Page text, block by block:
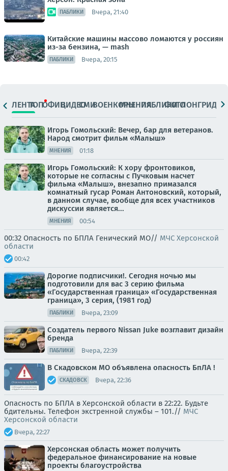
ПАБЛИКИ Вчера, 21:40
Китайские машины массово ломаются у россиян
из-за бензина, — mash
ПАБЛИКИ Вчера, 20:15
ЛЕНТАТОПОФИЦ.ВИДЕОСМИВОЕНКОРЫМНЕНИЯПАБЛИКИ
ФОТОЛОНГРИДЫ
Игорь Гомольский: Вечер, бар для ветеранов.
Народ смотрит фильм «Малыш»
МНЕНИЯ 01:18
Игорь Гомольский: К хору фронтовиков,
которые не согласны с Пучковым насчет
фильма «Малыш», внезапно примазался
комнатный гусар Роман Антоновский, который,
в данном случае, вообще для всех участников
дискуссии является...
МНЕНИЯ 00:54
00:32 Опасность по БПЛА Генический МО// МЧС Херсонской
области
00:42
Дорогие подписчики!. Сегодня ночью мы
подготовили для вас 3 серию фильма
«Государственная граница» «Государственная
граница», 3 серия, (1981 год)
ПАБЛИКИ Вчера, 23:09
Создатель первого Nissan Juke возглавит дизайн
бренда
ПАБЛИКИ Вчера, 22:39
В Скадовском МО объявлена опасность БпЛА !
СКАДОВСК Вчера, 22:36
Опасность по БПЛА в Херсонской области в 22:22. Будьте
бдительны. Телефон экстренной службы – 101.// МЧС
Херсонской области
Вчера, 22:27
Херсонская область может получить
федеральное финансирование на новые
проекты благоустройства